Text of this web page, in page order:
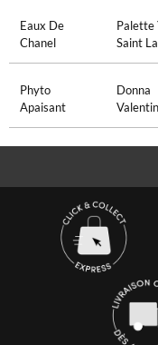
Eaux De
Chanel
Palette
Saint
Phyto
Apaisant
Donna